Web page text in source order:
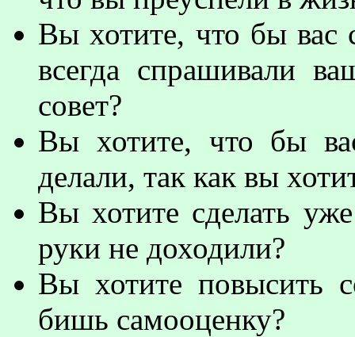
Вы хотите, что бы вас
всегда спрашивали
совет?
Вы хотите, что бы
делали, так как вы
Вы хотите сделать
руки не доходили?
Вы хотите повысить
бишь самооценку?